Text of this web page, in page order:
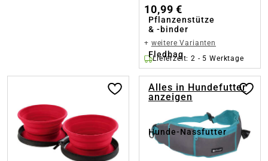
Pflanzenstütze
& -binder
Fledbag
Alles in Hundefutter
anzeigen
Hunde-Nassfutter
10,99 €
+ weitere Varianten
Lieferzeit: 2 - 5 Werktage